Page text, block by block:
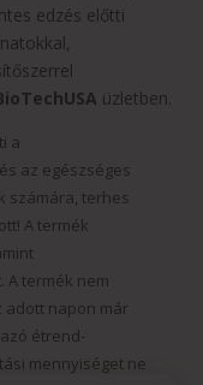
edzés előtti
üzletben.
a
az egészséges
számára, terhes
A termék
A termék nem
napon már
étrend-
mennyiséget ne